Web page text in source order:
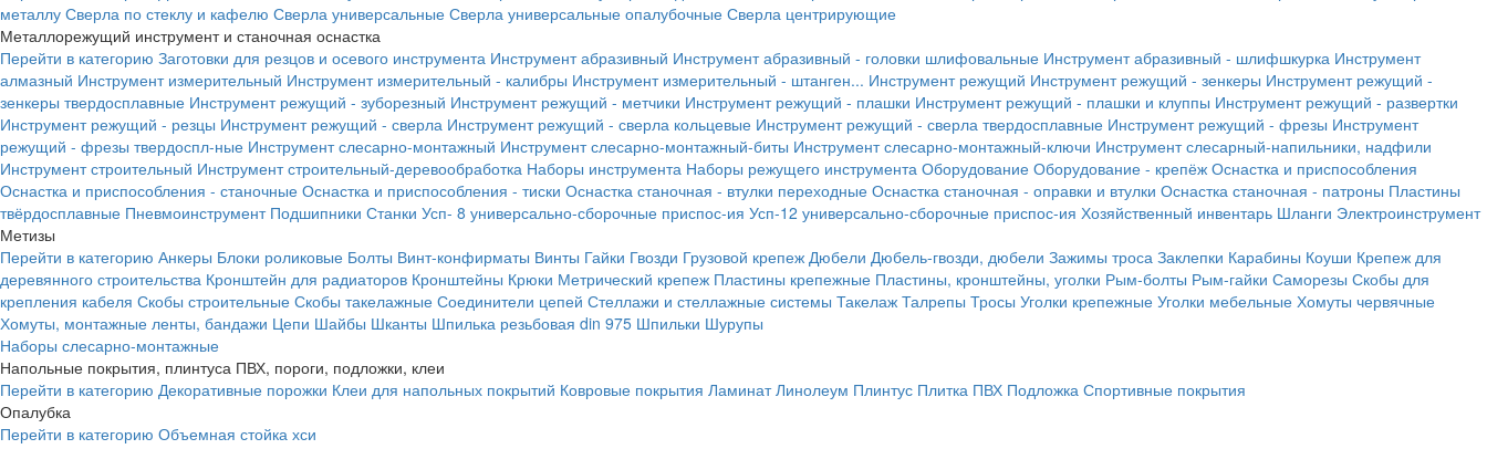
металлу Сверла по стеклу и кафелю Сверла универсальные Сверла универсальные опалубочные Сверла центрирующие
Металлорежущий инструмент и станочная оснастка
Перейти в категорию Заготовки для резцов и осевого инструмента Инструмент абразивный Инструмент абразивный - головки шлифовальные Инструмент абразивный - шлифшкурка Инструмент
алмазный Инструмент измерительный Инструмент измерительный - калибры Инструмент измерительный - штанген... Инструмент режущий Инструмент режущий - зенкеры Инструмент режущий -
зенкеры твердосплавные Инструмент режущий - зуборезный Инструмент режущий - метчики Инструмент режущий - плашки Инструмент режущий - плашки и клуппы Инструмент режущий - развертки
Инструмент режущий - резцы Инструмент режущий - сверла Инструмент режущий - сверла кольцевые Инструмент режущий - сверла твердосплавные Инструмент режущий - фрезы Инструмент
режущий - фрезы твердоспл-ные Инструмент слесарно-монтажный Инструмент слесарно-монтажный-биты Инструмент слесарно-монтажный-ключи Инструмент слесарный-напильники, надфили
Инструмент строительный Инструмент строительный-деревообработка Наборы инструмента Наборы режущего инструмента Оборудование Оборудование - крепёж Оснастка и приспособления
Оснастка и приспособления - станочные Оснастка и приспособления - тиски Оснастка станочная - втулки переходные Оснастка станочная - оправки и втулки Оснастка станочная - патроны Пластины
твёрдосплавные Пневмоинструмент Подшипники Станки Усп- 8 универсально-сборочные приспос-ия Усп-12 универсально-сборочные приспос-ия Хозяйственный инвентарь Шланги Электроинструмент
Метизы
Перейти в категорию Анкеры Блоки роликовые Болты Винт-конфирматы Винты Гайки Гвозди Грузовой крепеж Дюбели Дюбель-гвозди, дюбели Зажимы троса Заклепки Карабины Коуши Крепеж для
деревянного строительства Кронштейн для радиаторов Кронштейны Крюки Метрический крепеж Пластины крепежные Пластины, кронштейны, уголки Рым-болты Рым-гайки Саморезы Скобы для
крепления кабеля Скобы строительные Скобы такелажные Соединители цепей Стеллажи и стеллажные системы Такелаж Талрепы Тросы Уголки крепежные Уголки мебельные Хомуты червячные
Хомуты, монтажные ленты, бандажи Цепи Шайбы Шканты Шпилька резьбовая din 975 Шпильки Шурупы
Наборы слесарно-монтажные
Напольные покрытия, плинтуса ПВХ, пороги, подложки, клеи
Перейти в категорию Декоративные порожки Клеи для напольных покрытий Ковровые покрытия Ламинат Линолеум Плинтус Плитка ПВХ Подложка Спортивные покрытия
Опалубка
Перейти в категорию Объемная стойка хси